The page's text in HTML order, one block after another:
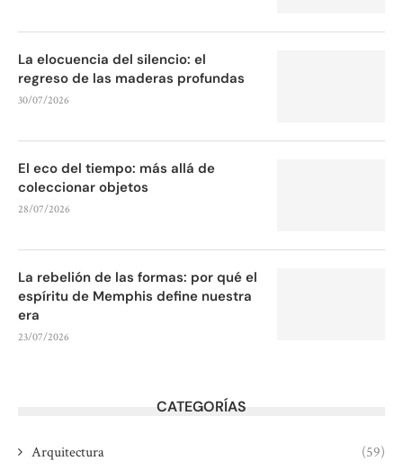
La elocuencia del silencio: el
regreso de las maderas profundas
30/07/2026
El eco del tiempo: más allá de
coleccionar objetos
28/07/2026
La rebelión de las formas: por qué el
espíritu de Memphis define nuestra
era
23/07/2026
CATEGORÍAS
Arquitectura (59)